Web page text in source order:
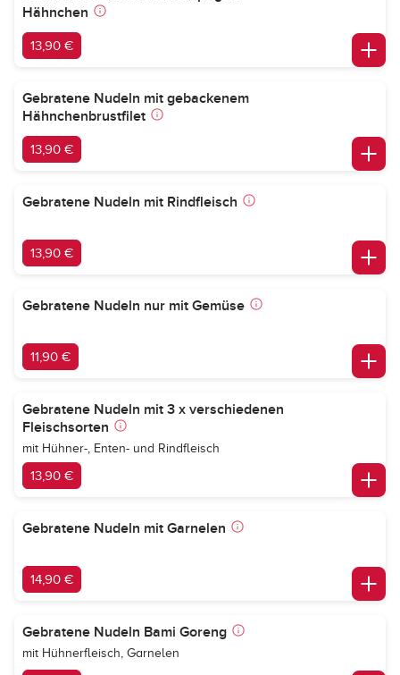
Hähnchen
13,90 €
Gebratene Nudeln mit gebackenem
Hähnchenbrustfilet
13,90 €
Gebratene Nudeln mit Rindfleisch
13,90 €
Gebratene Nudeln nur mit Gemüse
11,90 €
Gebratene Nudeln mit 3 x verschiedenen
Fleischsorten
mit Hühner-, Enten- und Rindfleisch
13,90 €
Gebratene Nudeln mit Garnelen
14,90 €
Gebratene Nudeln Bami Goreng
mit Hühnerfleisch, Garnelen